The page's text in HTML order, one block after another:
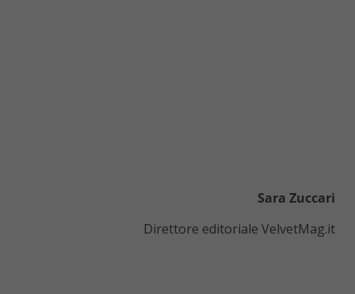
Sara Zuccari
Direttore editoriale VelvetMag.it